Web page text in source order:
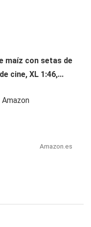
maíz con setas de
cine, XL 1:46,...
Amazon.es